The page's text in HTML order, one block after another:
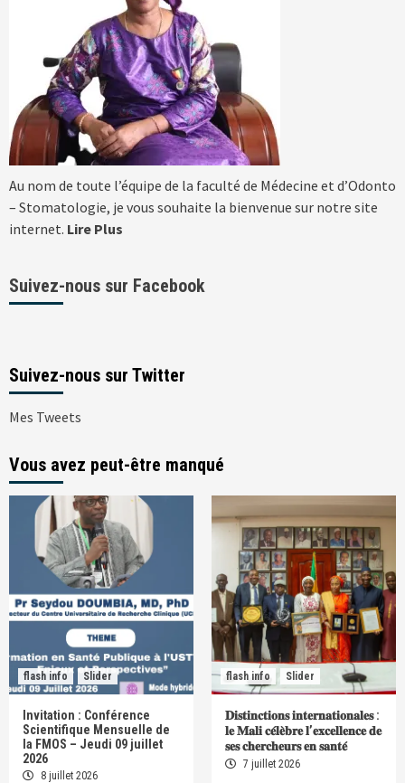
Au nom de toute l’équipe de la faculté de Médecine et d’Odonto
– Stomatologie, je vous souhaite la bienvenue sur notre site
internet. Lire Plus
Suivez-nous sur Facebook
Suivez-nous sur Twitter
Mes Tweets
Vous avez peut-être manqué
flash info Slider
Invitation : Conférence
Scientifique Mensuelle de
la FMOS – Jeudi 09 juillet
2026
8 juillet 2026
flash info Slider
𝐃𝐢𝐬𝐭𝐢𝐧𝐜𝐭𝐢𝐨𝐧𝐬 𝐢𝐧𝐭𝐞𝐫𝐧𝐚𝐭𝐢𝐨𝐧𝐚𝐥𝐞𝐬 :
𝐥𝐞 𝐌𝐚𝐥𝐢 𝐜𝐞́𝐥𝐞̀𝐛𝐫𝐞 𝐥’𝐞𝐱𝐜𝐞𝐥𝐥𝐞𝐧𝐜𝐞 𝐝𝐞
𝐬𝐞𝐬 𝐜𝐡𝐞𝐫𝐜𝐡𝐞𝐮𝐫𝐬 𝐞𝐧 𝐬𝐚𝐧𝐭𝐞́
7 juillet 2026